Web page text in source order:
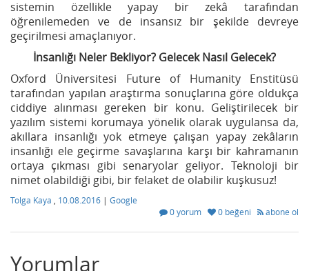
sistemin özellikle yapay bir zekâ tarafından
öğrenilemeden ve de insansız bir şekilde devreye
geçirilmesi amaçlanıyor.
İnsanlığı Neler Bekliyor? Gelecek Nasıl Gelecek?
Oxford Üniversitesi Future of Humanity Enstitüsü
tarafından yapılan araştırma sonuçlarına göre oldukça
ciddiye alınması gereken bir konu. Geliştirilecek bir
yazılım sistemi korumaya yönelik olarak uygulansa da,
akıllara insanlığı yok etmeye çalışan yapay zekâların
insanlığı ele geçirme savaşlarına karşı bir kahramanın
ortaya çıkması gibi senaryolar geliyor. Teknoloji bir
nimet olabildiği gibi, bir felaket de olabilir kuşkusuz!
Tolga Kaya 10.08.2016 | Google
0 yorum
0 beğeni abone ol
Yorumlar